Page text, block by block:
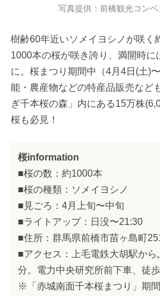
写真提供：前橋観光コン
樹齢60年近いソメイヨシノが咲く
1000本の桜が咲き誇り、満開時に
に。桜まつり期間中（4月4日(土)
能・農産物などの特産品販売など
ぎ千本桜の森」内にある15万株
桜も必見！
桜information
■桜の数：約1000本
■桜の種類：ソメイヨシノ
■見ごろ：4月上旬〜中旬
■ライトアップ：日没〜21:30
■住所：群馬県前橋市苗ヶ島町
■アクセス：上毛電鉄大胡駅か
分。電力中央研究所前下車、徒
※「赤城南面千本桜まつり」期